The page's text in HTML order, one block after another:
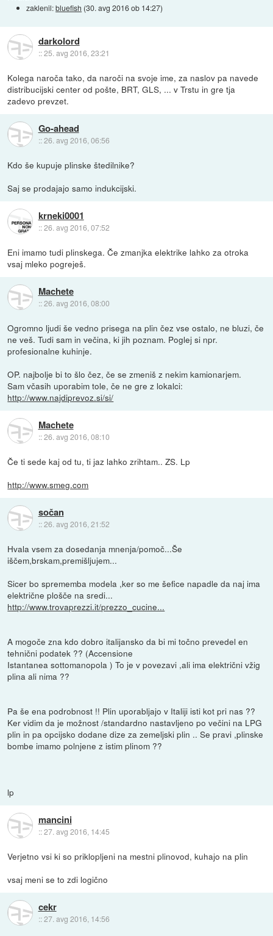
zaklenil:bluefish (30. avg 2016 ob 14:27)
darkolord
::25. avg 2016, 23:21
Kolega naroča tako, da naroči na svoje ime, za naslov pa navede
distribucijski center od pošte, BRT, GLS, ... v Trstu in gre tja
zadevo prevzet.
Go-ahead
::26. avg 2016, 06:56
Kdo še kupuje plinske štedilnike?
Saj se prodajajo samo indukcijski.
krneki0001
::26. avg 2016, 07:52
Eni imamo tudi plinskega. Če zmanjka elektrike lahko za otroka
vsaj mleko pogreješ.
Machete
::26. avg 2016, 08:00
Ogromno ljudi še vedno prisega na plin čez vse ostalo, ne bluzi, če
ne veš. Tudi sam in večina, ki jih poznam. Poglej si npr.
profesionalne kuhinje.
OP. najbolje bi to šlo čez, če se zmeniš z nekim kamionarjem.
Sam včasih uporabim tole, če ne gre z lokalci:
http://www.najdiprevoz.si/si/
Machete
::26. avg 2016, 08:10
Če ti sede kaj od tu, ti jaz lahko zrihtam.. ZS. Lp
http://www.smeg.com
sočan
::26. avg 2016, 21:52
Hvala vsem za dosedanja mnenja/pomoč...Še
iščem,brskam,premišljujem...
Sicer bo sprememba modela ,ker so me šefice napadle da naj ima
električne plošče na sredi...
http://www.trovaprezzi.it/prezzo_cucine...
A mogoče zna kdo dobro italijansko da bi mi točno prevedel en
tehnični podatek ?? (Accensione
Istantanea sottomanopola ) To je v povezavi ,ali ima električni vžig
plina ali nima ??
Pa še ena podrobnost !! Plin uporabljajo v Italiji isti kot pri nas ??
Ker vidim da je možnost /standardno nastavljeno po večini na LPG
plin in pa opcijsko dodane dize za zemeljski plin .. Se pravi ,plinske
bombe imamo polnjene z istim plinom ??
lp
mancini
::27. avg 2016, 14:45
Verjetno vsi ki so priklopljeni na mestni plinovod, kuhajo na plin
vsaj meni se to zdi logično
cekr
::27. avg 2016, 14:56